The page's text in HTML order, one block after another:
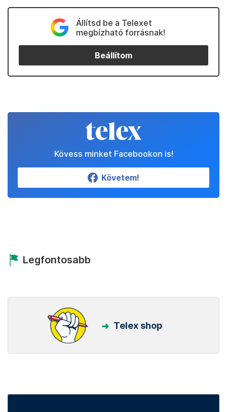
Állítsd be a Telexet
megbízható forrásnak!
Beállítom
Kövess minket Facebookon is!
Követem!
Legfontosabb
Telex shop